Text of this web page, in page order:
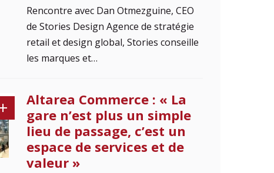
Rencontre avec Dan Otmezguine, CEO
de Stories Design Agence de stratégie
retail et design global, Stories conseille
les marques et…
Altarea Commerce : « La
gare n’est plus un simple
lieu de passage, c’est un
espace de services et de
valeur »